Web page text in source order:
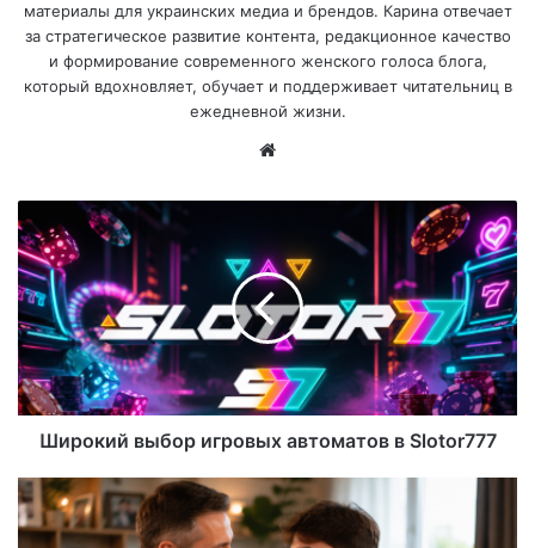
материалы для украинских медиа и брендов. Карина отвечает
за стратегическое развитие контента, редакционное качество
и формирование современного женского голоса блога,
который вдохновляет, обучает и поддерживает читательниц в
ежедневной жизни.
Широкий выбор игровых автоматов в Slotor777